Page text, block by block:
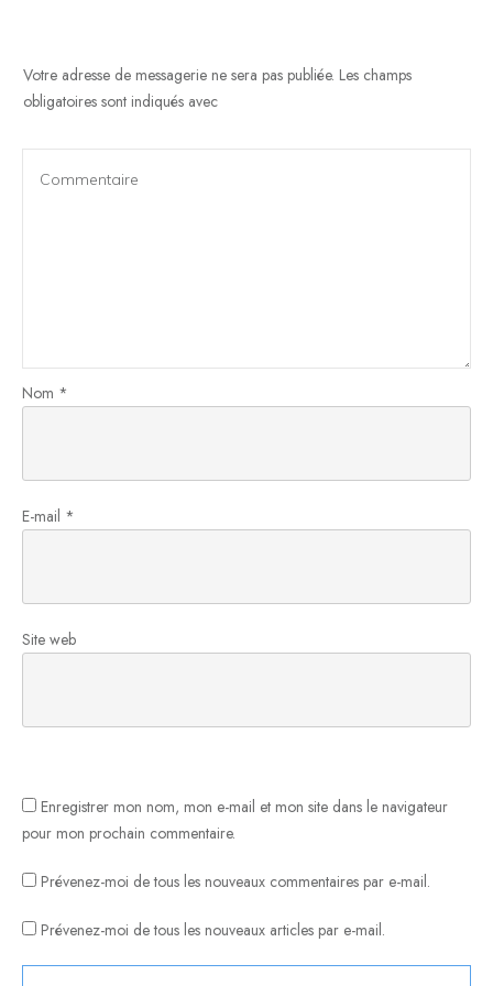
Votre adresse de messagerie ne sera pas publiée. Les champs
obligatoires sont indiqués avec
Nom *
E-mail *
Site web
Enregistrer mon nom, mon e-mail et mon site dans le navigateur
pour mon prochain commentaire.
Prévenez-moi de tous les nouveaux commentaires par e-mail.
Prévenez-moi de tous les nouveaux articles par e-mail.